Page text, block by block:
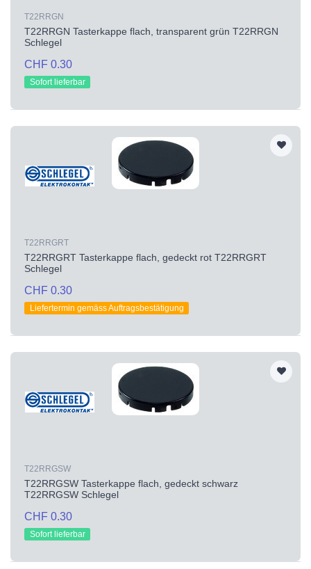
T22RRGN
T22RRGN Tasterkappe flach, transparent grün T22RRGN
Schlegel
CHF 0.30
Sofort lieferbar
T22RRGRT
T22RRGRT Tasterkappe flach, gedeckt rot T22RRGRT
Schlegel
CHF 0.30
Liefertermin gemäss Auftragsbestätigung
T22RRGSW
T22RRGSW Tasterkappe flach, gedeckt schwarz
T22RRGSW Schlegel
CHF 0.30
Sofort lieferbar